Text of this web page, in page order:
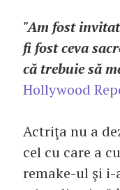
"Am fost
fi fost ceva
că trebuie să
Hollywood
Actriţa nu a
cel cu care a
remake-ul şi i-